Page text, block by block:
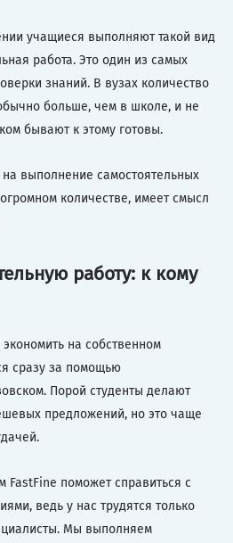
учащиеся выполняют такой вид
работа. Это один из самых
знаний. В вузах количество
больше, чем в школе, и не
бывают к этому готовы.
выполнение самостоятельных
количестве, имеет смысл
работу: к кому
на собственном
сразу за помощью
Порой студенты делают
предложений, но это чаще
FastFine поможет справиться с
ведь у нас трудятся только
Мы выполняем